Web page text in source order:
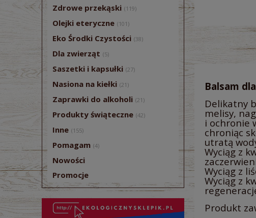
Zdrowe przekąski (119)
Olejki eteryczne (101)
Eko Środki Czystości (38)
Dla zwierząt (5)
Saszetki i kapsułki (27)
Nasiona na kiełki (21)
Zaprawki do alkoholi (21)
Produkty świąteczne (42)
Inne (155)
Pomagam (4)
Nowości
Promocje
Balsam
Delikatny
melisy,
i ochronie
chroniąc
utratą
Wyciąg z
Wyciąg z
Wyciąg z
Produkt